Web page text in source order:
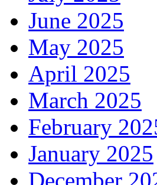
June 2025
May 2025
April 2025
March 2025
February
January 2025
December